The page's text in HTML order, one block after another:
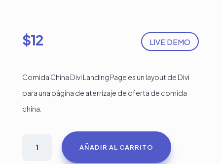
LIVE DEMO
$12
Comida China Divi Landing Page es un layout de Divi
para una página de aterrizaje de oferta de comida
china.
restaurante
AÑADIR AL CARRITO